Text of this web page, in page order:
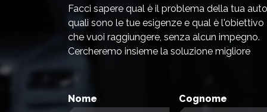
Facci sapere qual è il problema della tua
quali sono le tue esigenze e qual è l'obiettivo
che vuoi raggiungere, senza alcun impegno.
Cercheremo insieme la soluzione migliore
Nome Cognome